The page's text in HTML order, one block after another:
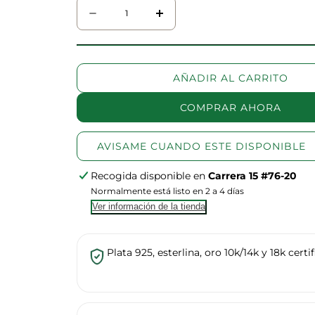
Cantidad
Disminuir
cantidad
para
Charm
de
Sirenita
aumentar
la
cantidad
para
Charm
Sebastian
la
Sirenita
AÑADIR AL CARRITO
COMPRAR AHORA
AVISAME CUANDO ESTE DISPONIBLE
Recogida disponible enCarrera 15 #76-20
Normalmente está listo en 2 a 4 días
Ver información de la tienda
Plata 925, esterlina, oro 10k/14k y 18k